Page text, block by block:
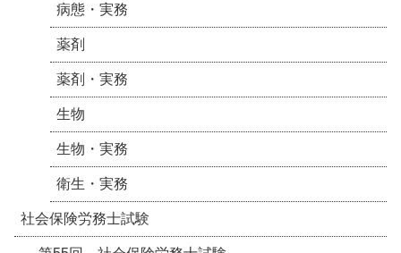
病態・実務
薬剤
薬剤・実務
生物
生物・実務
衛生・実務
社会保険労務士試験